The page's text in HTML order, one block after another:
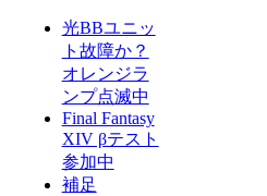
光BBユニッ
ト故障か？
オレンジラ
ンプ点滅中
Final Fantasy
XIV βテスト
参加中
補足